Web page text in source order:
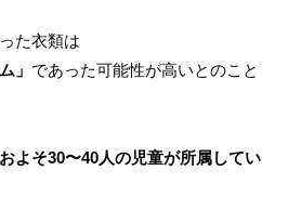
た衣類は
」 であった可能性が高いとのこと
よそ30〜40人の児童が所属してい